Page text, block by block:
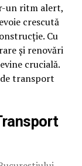
un ritm alert,
crescută
Cu
și renovări
crucială.
transport